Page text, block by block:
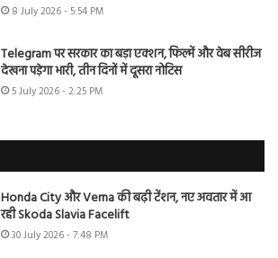
8 July 2026 - 5:54 PM
Telegram पर सरकार का बड़ा एक्शन, फिल्में और वेब सीरीज
देखना पड़ेगा भारी, तीन दिनों में दूसरा नोटिस
5 July 2026 - 2:25 PM
Honda City और Verna की बढ़ी टेंशन, नए अवतार में आ
रही Skoda Slavia Facelift
30 July 2026 - 7:48 PM